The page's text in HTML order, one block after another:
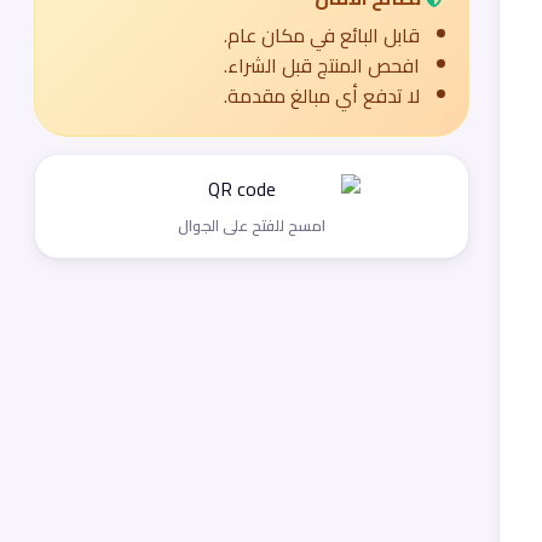
قابل البائع في مكان عام.
افحص المنتج قبل الشراء.
لا تدفع أي مبالغ مقدمة.
امسح للفتح على الجوال